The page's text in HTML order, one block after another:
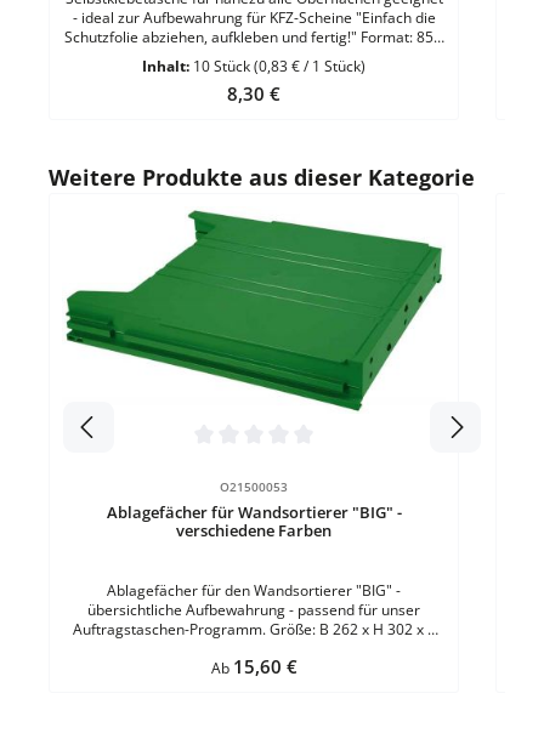
- ideal zur Aufbewahrung für KFZ-Scheine "Einfach die
Schutzfolie abziehen, aufkleben und fertig!" Format: 85 x
115 mmMaterial: Transparente Vinyl-
FolieMaterialstärke: 180 µEigenschaft: Top-Qualität,
hohe Haltekraft VE = 10 Stück
Inhalt: 10 Stück(0,83 € / 1 Stück)
Regulärer Preis:
8,30 €
Produktgalerie überspringen
Weitere Produkte aus dieser Kategorie
O21500053
Ablagefächer für Wandsortierer "BIG" -
verschiedene Farben
Ablagefächer für den Wandsortierer "BIG" -
übersichtliche Aufbewahrung - passend für unser
Auftragstaschen-Programm. Größe: B 262 x H 302 x T
GrünBefestigung: zum Einhängen in das Grundmodul VE
Regulärer Preis:
Ab 15,60 €